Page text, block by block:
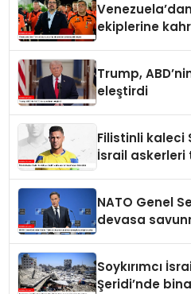
ekiplerine
Trump,
eleştirdi
Filistinli kaleci
İsrail askerleri
NATO Genel
devasa
Soykırımcı
Şeridi’nde